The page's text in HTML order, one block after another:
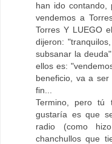
han ido
vendemos a
Torres Y LUEGO
dijeron:
subsanar la
ellos es:
beneficio, va a
fin...
Termino, pero tú
gustaría es que
radio (como
chanchullos que